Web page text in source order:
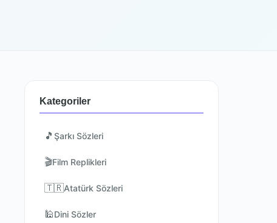
Kategoriler
🎵 Şarkı Sözleri
🎬Film Replikleri
🇹🇷Atatürk Sözleri
🕌Dini Sözler